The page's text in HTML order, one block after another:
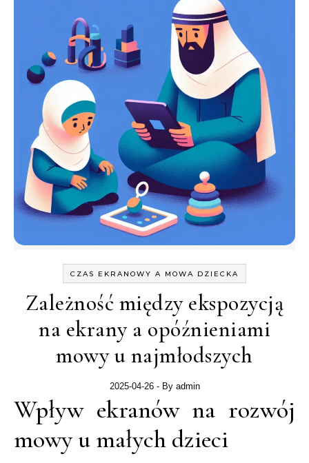
CZAS EKRANOWY A MOWA DZIECKA
Zależność między ekspozycją
na ekrany a opóźnieniami
mowy u najmłodszych
2025-04-26 - By admin
Wpływ ekranów na rozwój
mowy u małych dzieci